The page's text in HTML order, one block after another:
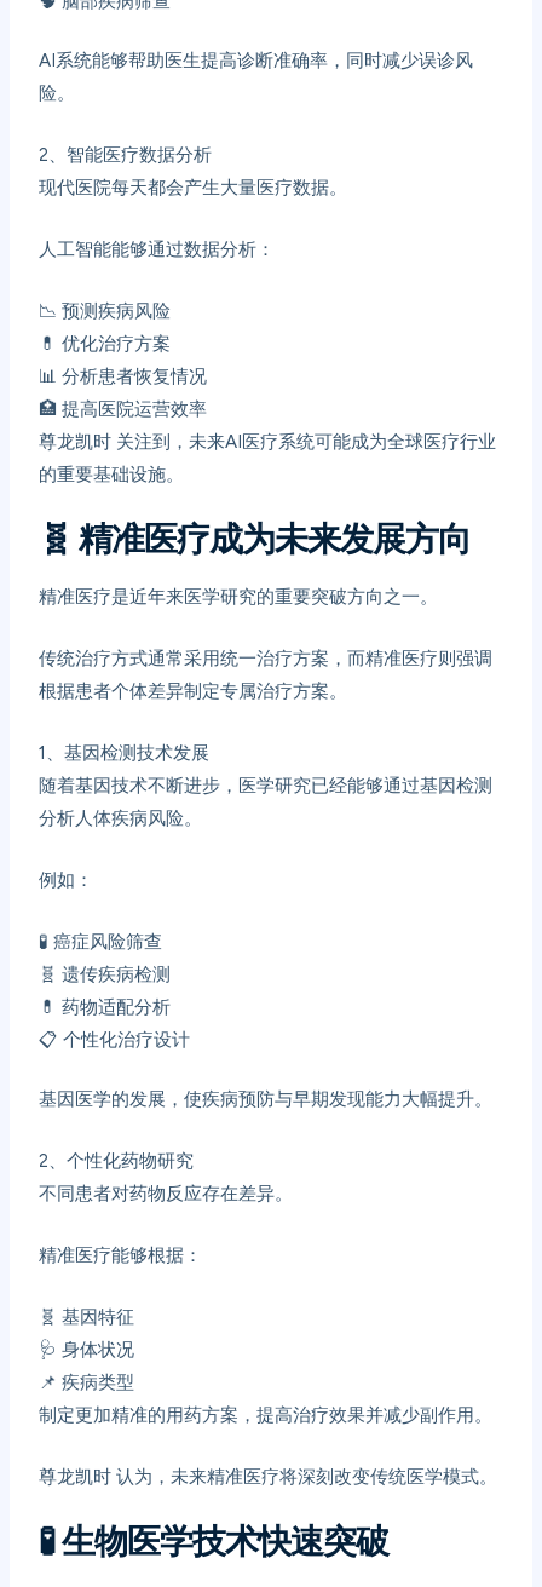
AI系统能够帮助医生提高诊断准确率，同时减少误诊风
险。
2、 智能医疗数据分析
现代医院每天都会产生大量医疗数据。
人工智能能够通过数据分析：
📉 预测疾病风险
💊 优化治疗方案
📊 分析患者恢复情况
🏥 提高医院运营效率
尊龙凯时 关注到，未来AI医疗系统可能成为全球医疗行业
的重要基础设施。
🧬精准医疗成为未来发展方向
精准医疗是近年来医学研究的重要突破方向之一。
传统治疗方式通常采用统一治疗方案，而精准医疗则强调
根据患者个体差异制定专属治疗方案。
1、基因检测技术发展
随着基因技术不断进步，医学研究已经能够通过基因检测
分析人体疾病风险。
例如：
🧪 癌症风险筛查
🧬 遗传疾病检测
💊 药物适配分析
📋 个性化治疗设计
基因医学的发展，使疾病预防与早期发现能力大幅提升。
2、个性化药物研究
不同患者对药物反应存在差异。
精准医疗能够根据：
🧬 基因特征
🩺 身体状况
📌 疾病类型
制定更加精准的用药方案，提高治疗效果并减少副作用。
尊龙凯时认为，未来精准医疗将深刻改变传统医学模式。
🧪生物医学技术快速突破